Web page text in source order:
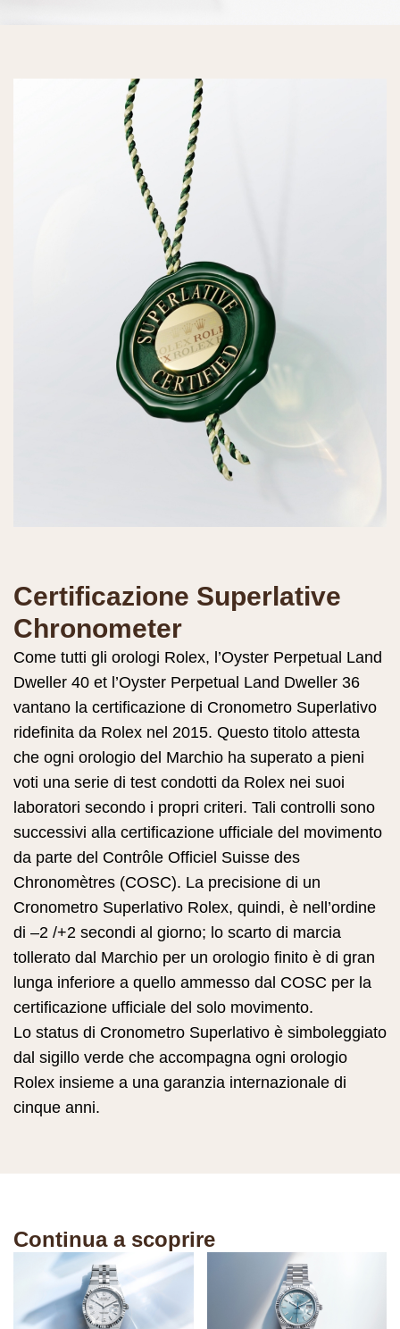
Certificazione Superlative
Chronometer
Come tutti gli orologi Rolex, l’Oyster Perpetual Land
Dweller 40 et l’Oyster Perpetual Land Dweller 36
vantano la certificazione di Cronometro Superlativo
ridefinita da Rolex nel 2015. Questo titolo attesta
che ogni orologio del Marchio ha superato a pieni
voti una serie di test condotti da Rolex nei suoi
laboratori secondo i propri criteri. Tali controlli sono
successivi alla certificazione ufficiale del movimento
da parte del Contrôle Officiel Suisse des
Chronomètres (COSC). La precisione di un
Cronometro Superlativo Rolex, quindi, è nell’ordine
di –2 /+2 secondi al giorno; lo scarto di marcia
tollerato dal Marchio per un orologio finito è di gran
lunga inferiore a quello ammesso dal COSC per la
certificazione ufficiale del solo movimento.
Lo status di Cronometro Superlativo è simboleggiato
dal sigillo verde che accompagna ogni orologio
Rolex insieme a una garanzia internazionale di
cinque anni.
Continua a scoprire